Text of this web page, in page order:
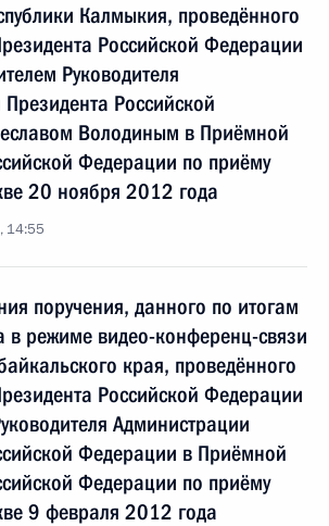
Калмыкия, проведённого
Российской Федерации
Руководителя
Российской
Володиным в Приёмной
Федерации по приёму
20 ноября 2012 года
14:55
поручения, данного по итогам
в режиме видео-конференц-связи
края, проведённого
Российской Федерации
Администрации
Федерации в Приёмной
Федерации по приёму
9 февраля 2012 года